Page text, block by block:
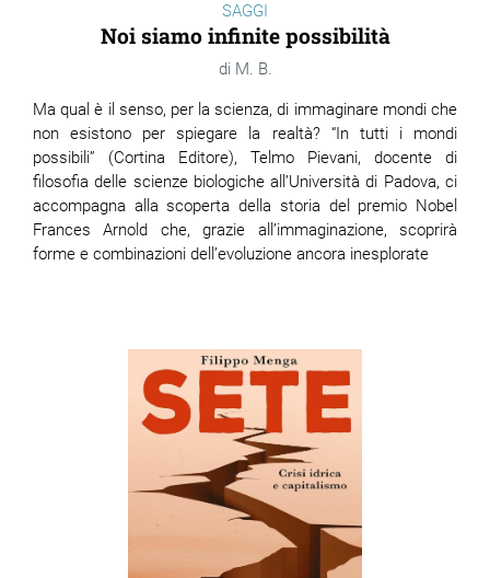
SAGGI
Noi siamo infinite possibilità
M. B.
Ma qual è il senso, per la scienza, di immaginare mondi che
non esistono per spiegare la realtà? “In tutti i mondi
possibili” (Cortina Editore), Telmo Pievani, docente di
filosofia delle scienze biologiche all’Università di Padova, ci
accompagna alla scoperta della storia del premio Nobel
Frances Arnold che, grazie all’immaginazione, scoprirà
forme e combinazioni dell’evoluzione ancora inesplorate